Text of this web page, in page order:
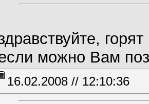
можно Вам
16.02.2008 // 12:10:36